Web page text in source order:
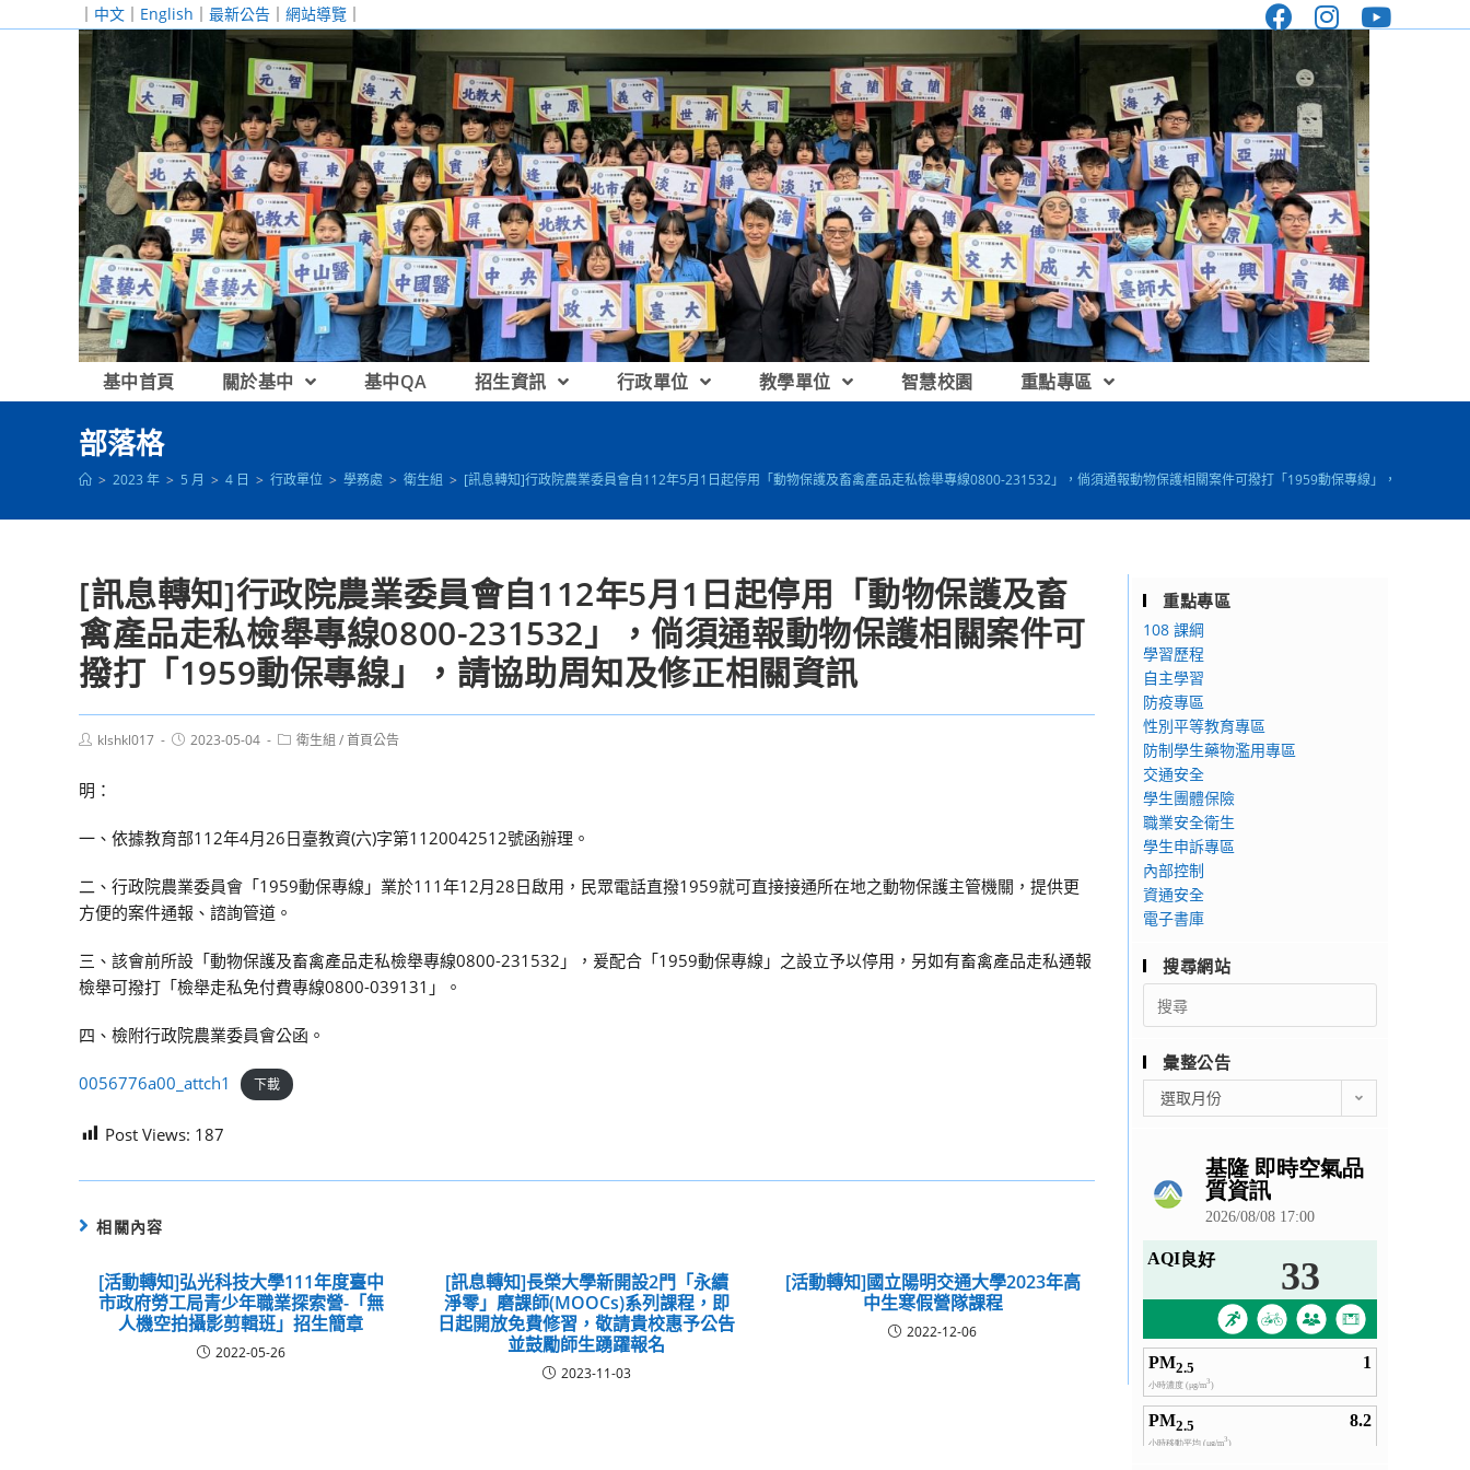
｜ 中文 ｜ English ｜ 最新公告 ｜ 網站導覽 ｜
基中首頁 關於基中 基中QA 招生資訊 行政單位 教學單位 智慧校園 重點專區
部落格
> 2023 年 > 5 月 > 4 日 > 行政單位 > 學務處 > 衛生組 > [訊息轉知]行政院農業委員會自112年5月1日起停用「動物保護及畜禽產品走私檢舉專線0800-231532」，倘須通報動物保護相關案件可撥打「1959動保專線」，請協助周知
[訊息轉知]行政院農業委員會自112年5月1日起停用「動物保護及畜
禽產品走私檢舉專線0800-231532」，倘須通報動物保護相關案件可
撥打「1959動保專線」，請協助周知及修正相關資訊
Postklshkl017
Post2023-05-04
Post衛生組 /首頁公告
明：
一、依據教育部112年4月26日臺教資(六)字第1120042512號函辦理。
二、行政院農業委員會「1959動保專線」業於111年12月28日啟用，民眾電話直撥1959就可直接接通所在地之動物保護主管機關，提供更
方便的案件通報、諮詢管道。
三、該會前所設「動物保護及畜禽產品走私檢舉專線0800-231532」，爰配合「1959動保專線」之設立予以停用，另如有畜禽產品走私通報
檢舉可撥打「檢舉走私免付費專線0800-039131」。
四、檢附行政院農業委員會公函。
0056776a00_attch1 下載
Post Views: 187
相關內容
[活動轉知]弘光科技大學111年度臺中
市政府勞工局青少年職業探索營-「無
人機空拍攝影剪輯班」招生簡章
2022-05-26
[訊息轉知]長榮大學新開設2門「永續
淨零」磨課師(MOOCs)系列課程，即
日起開放免費修習，敬請貴校惠予公告
並鼓勵師生踴躍報名
2023-11-03
[活動轉知]國立陽明交通大學2023年高
中生寒假營隊課程
2022-12-06
重點專區
108 課綱
學習歷程
自主學習
防疫專區
性別平等教育專區
防制學生藥物濫用專區
交通安全
學生團體保險
職業安全衛生
學生申訴專區
內部控制
資通安全
電子書庫
搜尋網站
Search
for:
彙整公告
整
選取月份